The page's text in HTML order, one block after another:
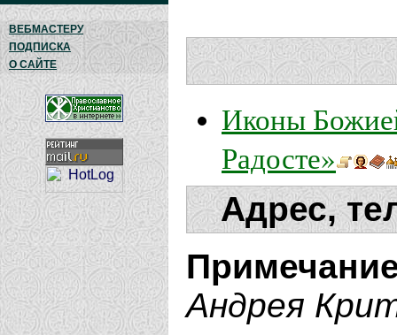
ВЕБМАСТЕРУ
ПОДПИСКА
О САЙТЕ
Иконы
Радосте»
Адрес,
Андрея